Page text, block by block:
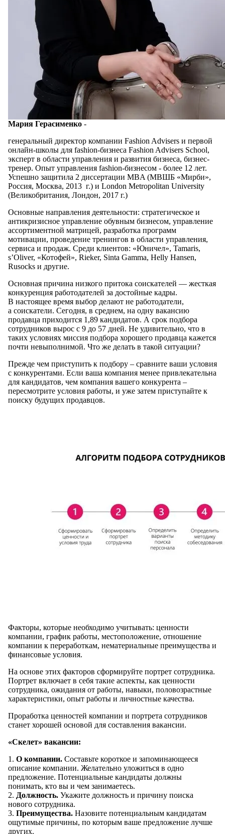
Мария Герасименко -
генеральный директор компании Fashion Advisers и первой
онлайн-школы для fashion-бизнеса Fashion Advisers School,
эксперт в области управления и развития бизнеса, бизнес-
тренер. Опыт управления fashion-бизнесом - более 12 лет.
Успешно защитила 2 диссертации MBA (МВШБ «Мирби»,
Россия, Москва, 2013 г.) и London Metropolitan University
(Великобритания, Лондон, 2017 г.)
Основные направления деятельности: стратегическое и
антикризисное управление обувным бизнесом, управление
ассортиментной матрицей, разработка программ
мотивации, проведение тренингов в области управления,
сервиса и продаж. Среди клиентов: «Юничел», Tamaris,
s’Oliver, «Котофей», Rieker, Sinta Gamma, Helly Hansen,
Rusocks и другие.
Основная причина низкого притока соискателей — жесткая
конкуренция работодателей за достойные кадры.
В настоящее время выбор делают не работодатели,
а соискатели. Сегодня, в среднем, на одну вакансию
продавца приходится 1,89 кандидатов. А срок подбора
сотрудников вырос с 9 до 57 дней. Не удивительно, что в
таких условиях миссия подбора хорошего продавца кажется
почти невыполнимой. Что же делать в такой ситуации?
Прежде чем приступить к подбору – сравните ваши условия
с конкурентами. Если ваша компания менее привлекательна
для кандидатов, чем компания вашего конкурента –
пересмотрите условия работы, и уже затем приступайте к
поиску будущих продавцов.
Факторы, которые необходимо учитывать: ценности
компании, график работы, местоположение, отношение
компании к переработкам, нематериальные преимущества и
финансовые условия.
На основе этих факторов сформируйте портрет сотрудника.
Портрет включает в себя такие аспекты, как ценности
сотрудника, ожидания от работы, навыки, половозрастные
характеристики, опыт работы и личностные качества.
Проработка ценностей компании и портрета сотрудников
станет хорошей основой для составления вакансии.
«Скелет» вакансии:
1. О компании. Составьте короткое и запоминающееся
описание компании. Желательно уложиться в одно
предложение. Потенциальные кандидаты должны
понимать, кто вы и чем занимаетесь.
2. Должность. Укажите должность и причину поиска
нового сотрудника.
3. Преимущества. Назовите потенциальным кандидатам
ощутимые причины, по которым ваше предложение лучше
других.